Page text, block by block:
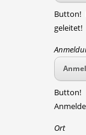
Button!
geleitet!
Ort